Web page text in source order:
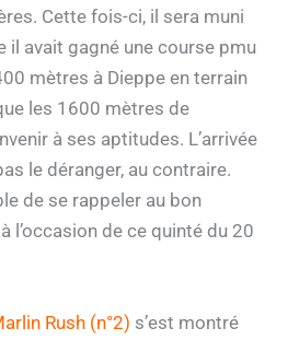
Cette fois-ci, il sera muni
il avait gagné une course pmu
mètres à Dieppe en terrain
les 1600 mètres de
à ses aptitudes. L’arrivée
le déranger, au contraire.
de se rappeler au bon
l’occasion de ce quinté du 20
Rush (n°2) s’est montré